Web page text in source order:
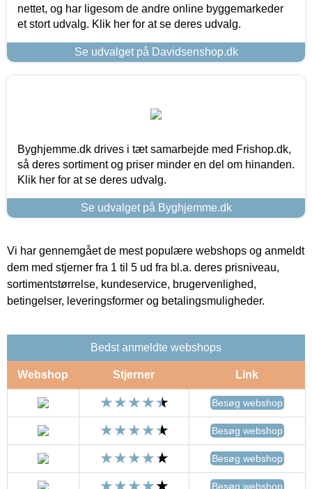
nettet, og har ligesom de andre online byggemarkeder
et stort udvalg. Klik her for at se deres udvalg.
Se udvalget på Davidsenshop.dk
Byghjemme.dk drives i tæt samarbejde med Frishop.dk,
så deres sortiment og priser minder en del om hinanden.
Klik her for at se deres udvalg.
Se udvalget på Byghjemme.dk
Vi har gennemgået de mest populære webshops og anmeldt
dem med stjerner fra 1 til 5 ud fra bl.a. deres prisniveau,
sortimentstørrelse, kundeservice, brugervenlighed,
betingelser, leveringsformer og betalingsmuligheder.
Bedst anmeldte webshops
Webshop Stjerner Link
Besøg webshop
Besøg webshop
Besøg webshop
Besøg webshop